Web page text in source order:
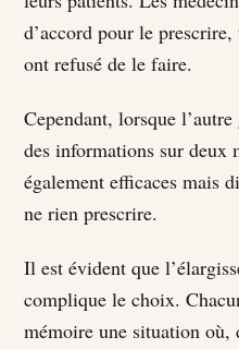
d’accord pour le
ont refusé de le faire.
Cependant, lorsque
des informations sur deux
également efficaces mais
ne rien prescrire.
Il est évident que
complique le choix.
mémoire une situation où,